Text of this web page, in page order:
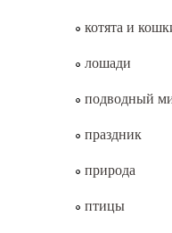
котята и
лошади
подводный
праздник
природа
птицы